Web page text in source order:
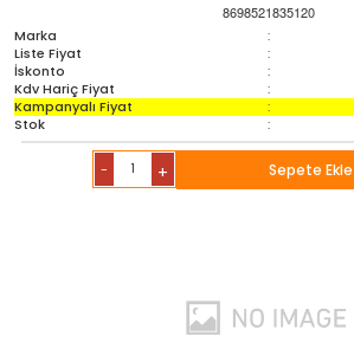
8698521835120
Marka
:
Liste Fiyat :
İskonto :
Kdv Hariç Fiyat :
Kampanyalı Fiyat :
Stok :
- + Sepete Ekle